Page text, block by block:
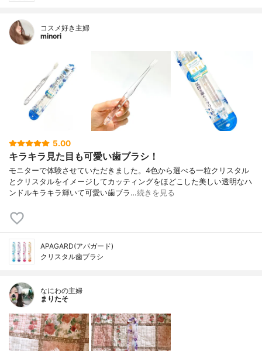
コスメ好き主婦
minori
5.00
キラキラ見た目も可愛い歯ブラシ！
モニターで体験させていただきました。4色から選べる一粒クリスタル
とクリスタルをイメージしてカッティングをほどこした美しい透明なハ
ンドルキラキラ輝いて可愛い歯ブラ…続きを見る
APAGARD(アパガード)
クリスタル歯ブラシ
なにわの主婦
まりたそ